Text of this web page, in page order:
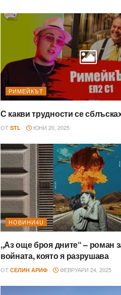
РИМЕЙКЪТ
С какви трудности се
ОТ STL ЮНИ 20, 2025
НОВИНИ4U
,,Аз още броя дните“ – роман
войната, която я разрушава
ОТ СЕЛИН АРИФ ФЕВРУАРИ 24, 2025